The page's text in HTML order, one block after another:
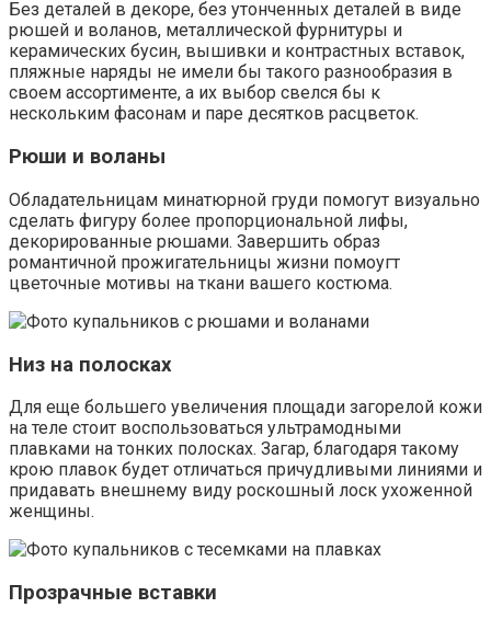
Без деталей в декоре, без утонченных деталей в виде
рюшей и воланов, металлической фурнитуры и
керамических бусин, вышивки и контрастных вставок,
пляжные наряды не имели бы такого разнообразия в
своем ассортименте, а их выбор свелся бы к
нескольким фасонам и паре десятков расцветок.
Рюши и воланы
Обладательницам минатюрной груди помогут визуально
сделать фигуру более пропорциональной лифы,
декорированные рюшами. Завершить образ
романтичной прожигательницы жизни помоугт
цветочные мотивы на ткани вашего костюма.
Низ на полосках
Для еще большего увеличения площади загорелой кожи
на теле стоит воспользоваться ультрамодными
плавками на тонких полосках. Загар, благодаря такому
крою плавок будет отличаться причудливыми линиями и
придавать внешнему виду роскошный лоск ухоженной
женщины.
Прозрачные вставки